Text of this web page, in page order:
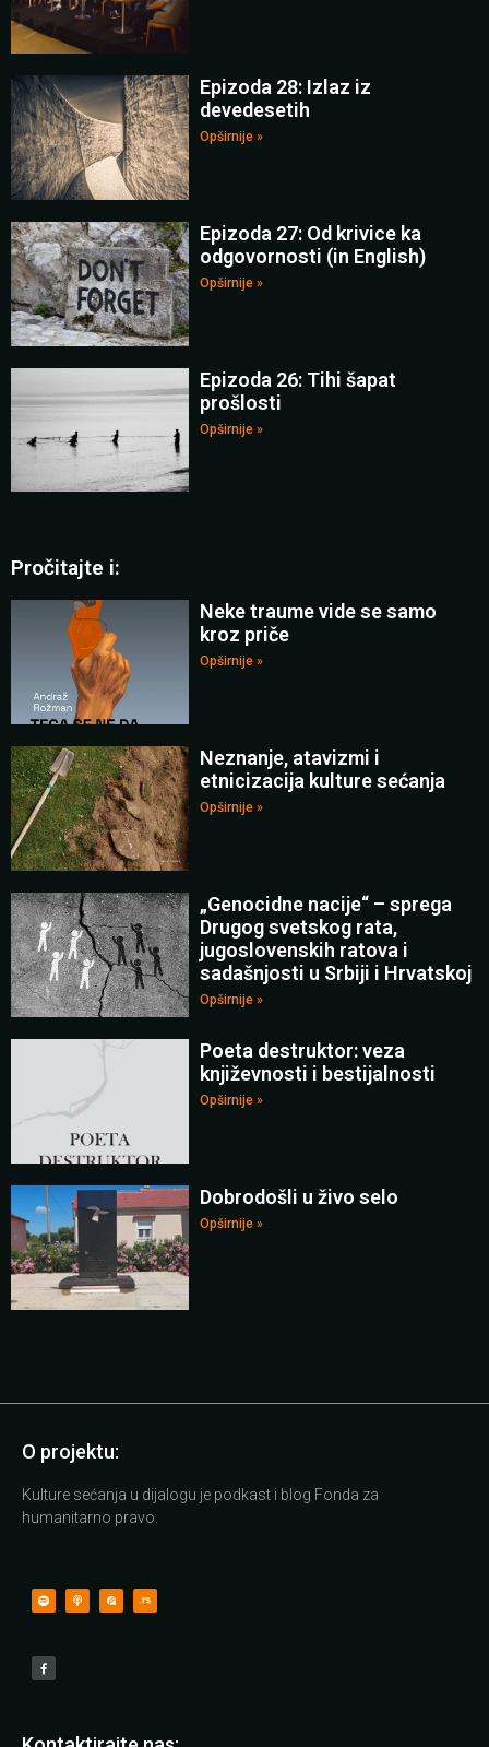
Epizoda 28: Izlaz iz
devedesetih
Opširnije »
Epizoda 27: Od krivice ka
odgovornosti (in English)
Opširnije »
Epizoda 26: Tihi šapat
prošlosti
Opširnije »
Pročitajte i:
Neke traume vide se samo
kroz priče
Opširnije »
Neznanje, atavizmi i
etnicizacija kulture sećanja
Opširnije »
„Genocidne nacije“ – sprega
Drugog svetskog rata,
jugoslovenskih ratova i
sadašnjosti u Srbiji i Hrvatskoj
Opširnije »
Poeta destruktor: veza
književnosti i bestijalnosti
Opširnije »
Dobrodošli u živo selo
Opširnije »
O projektu:
Kulture sećanja u dijalogu je podkast i blog Fonda za
humanitarno pravo.